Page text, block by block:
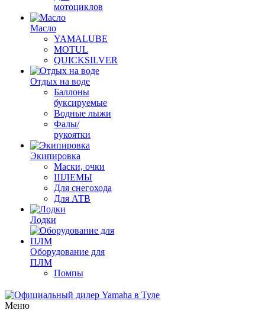
мотоциклов
Масло
YAMALUBE
MOTUL
QUICKSILVER
Отдых на воде
Баллоны
буксируемые
Водные лыжи
Фалы/
рукоятки
Экипировка
Маски, очки
ШЛЕМЫ
Для снегохода
Для АТВ
Лодки
Оборудование для
ПЛМ
Помпы
Меню